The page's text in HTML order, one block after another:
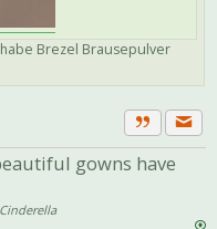
Brezel Brausepulver
Zitat
gowns have